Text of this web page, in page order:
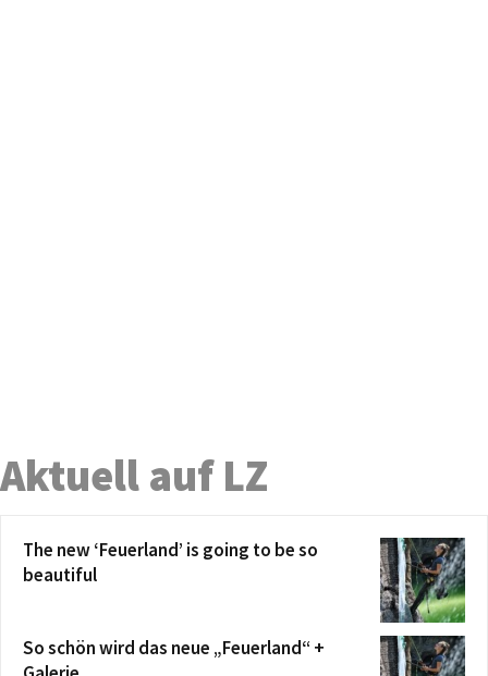
Aktuell auf LZ
The new ‘Feuerland’ is going to be so
beautiful
So schön wird das neue „Feuerland“ +